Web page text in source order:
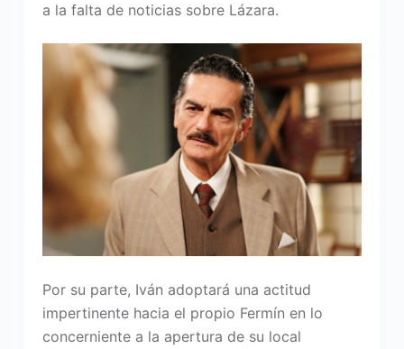
a la falta de noticias sobre Lázara.
Por su parte, Iván adoptará una actitud
impertinente hacia el propio Fermín en lo
concerniente a la apertura de su local